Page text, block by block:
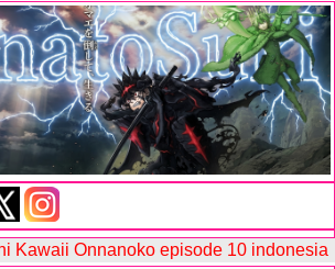
Kawaii Onnanoko episode 10 indonesia